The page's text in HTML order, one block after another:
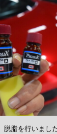
脂を行いました